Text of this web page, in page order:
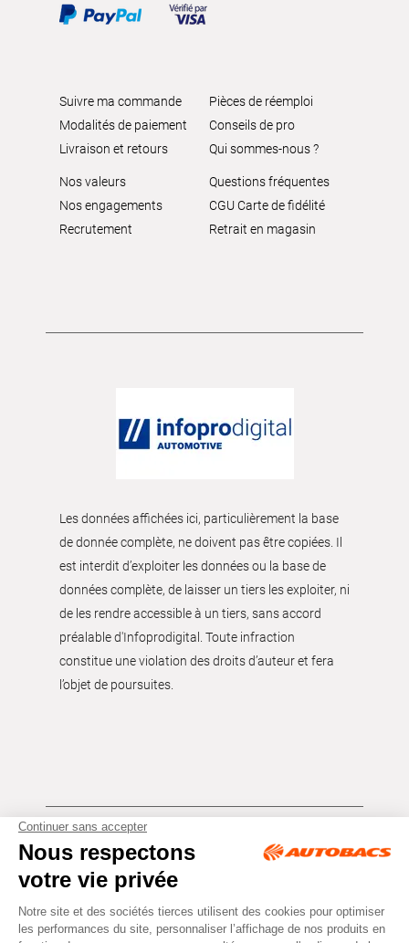
Suivre ma commande
Modalités de paiement
Livraison et retours
Pièces de réemploi
Conseils de pro
Qui sommes-nous ?
Nos valeurs
Nos engagements
Recrutement
Questions fréquentes
CGU Carte de fidélité
Retrait en magasin
Les données affichées ici, particulièrement la base
de donnée complète, ne doivent pas être copiées. Il
est interdit d’exploiter les données ou la base de
données complète, de laisser un tiers les exploiter, ni
de les rendre accessible à un tiers, sans accord
préalable d'Infoprodigital. Toute infraction
constitue une violation des droits d’auteur et fera
l’objet de poursuites.
Tous droits réservés © Autobacs
Mentions légales RGPD